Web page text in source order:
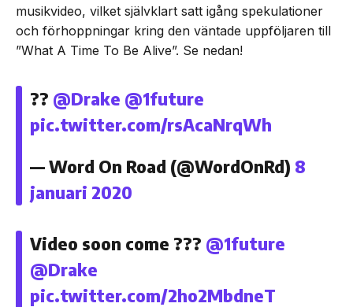
musikvideo, vilket självklart satt igång spekulationer
och förhoppningar kring den väntade uppföljaren till
”What A Time To Be Alive”. Se nedan!
?? @Drake @1future
pic.twitter.com/rsAcaNrqWh
— Word On Road (@WordOnRd) 8
januari 2020
Video soon come ??? @1future
@Drake
pic.twitter.com/2ho2MbdneT